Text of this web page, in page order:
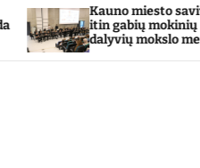
Kauno miesto savivaldybė
itin gabių mokinių ugdymo
dalyvių mokslo metų baigimo